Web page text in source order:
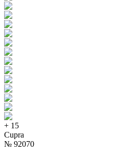
+ 15
Cupra
№ 92070